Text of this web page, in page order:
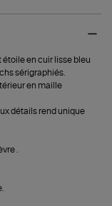
en cuir lisse bleu
sérigraphiés.
en maille
détails rend unique
.